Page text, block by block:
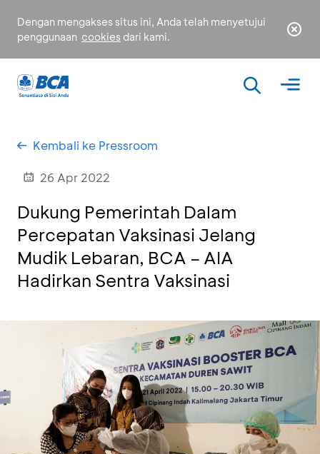
Dengan mengakses situs ini, Anda telah menyetujui
penggunaan cookies dari kami.
Kembali ke Pressroom
26 Apr 2022
Dukung Pemerintah Dalam
Percepatan Vaksinasi Jelang
Mudik Lebaran, BCA – AIA
Hadirkan Sentra Vaksinasi